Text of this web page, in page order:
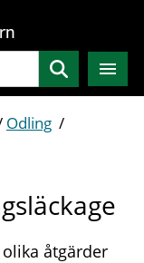
Sök
Odling /
åtgärder